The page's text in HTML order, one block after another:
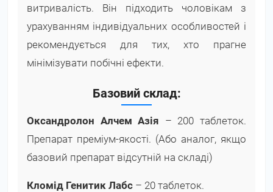
витривалість. Він підходить чоловікам з
урахуванням індивідуальних особливостей і
рекомендується для тих, хто прагне
мінімізувати побічні ефекти.
Базовий склад:
Оксандролон Алчем Азія – 200 таблеток.
Препарат преміум-якості. (Або аналог, якщо
базовий препарат відсутній на складі)
Кломід Генитик Лабс – 20 таблеток.